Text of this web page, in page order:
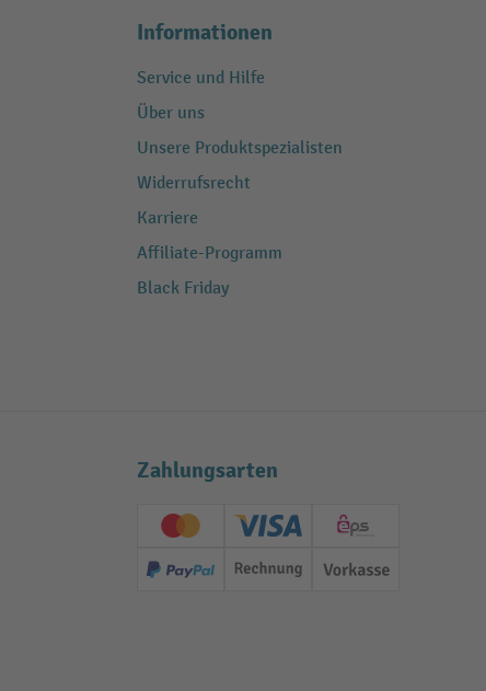
Informationen
Service und Hilfe
Über uns
Unsere Produktspezialisten
Widerrufsrecht
Karriere
Affiliate-Programm
Black Friday
Zahlungsarten
Creditcard (Master)Creditcard (Visa)
EPS
PayPal Rechnung Vorkasse